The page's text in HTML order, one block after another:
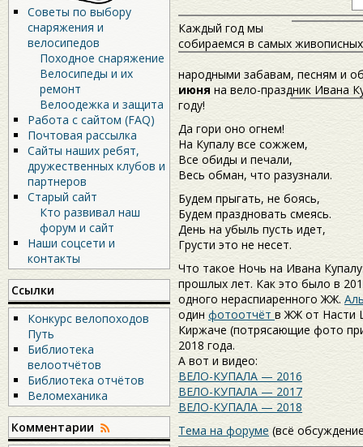
Советы по выбору
снаряжения и
велосипедов
Походное снаряжение
Велосипеды и их
ремонт
Велоодежка и защита
Работа с сайтом (FAQ)
Почтовая рассылка
Сайты наших ребят,
дружественных клубов и
партнеров
Старый сайт
Кто развивал наш
форум и сайт
Наши соцсети и
контакты
Ссылки
Конкурс велопоходов
Путь
Библиотека
велоотчётов
Библиотека отчётов
Веломеханика
Комментарии
Каждый год мы
собираемся в самых
народными забавам, песням и
июня на вело-праздник Ивана
году!
Да гори оно огнем!
На Купалу все сожжем,
Все обиды и печали,
Весь обман, что разузнали.
Будем прыгать, не боясь,
Будем праздновать смеясь.
День на убыль пусть идет,
Грусти это не несет.
Что такое Ночь на Ивана
прошлых лет. Как это было в
одного нераспиаренного ЖЖ.
один фотоотчёт в ЖЖ от Насти
Киржаче (потрясающие фото
2018 года.
А вот и видео:
ВЕЛО-КУПАЛА — 2016
ВЕЛО-КУПАЛА — 2017
ВЕЛО-КУПАЛА — 2018
Тема на форуме (всё